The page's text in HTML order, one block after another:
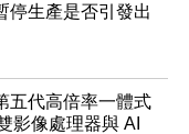
停生產是否引發出
五代高倍率一體式
影像處理器與 AI